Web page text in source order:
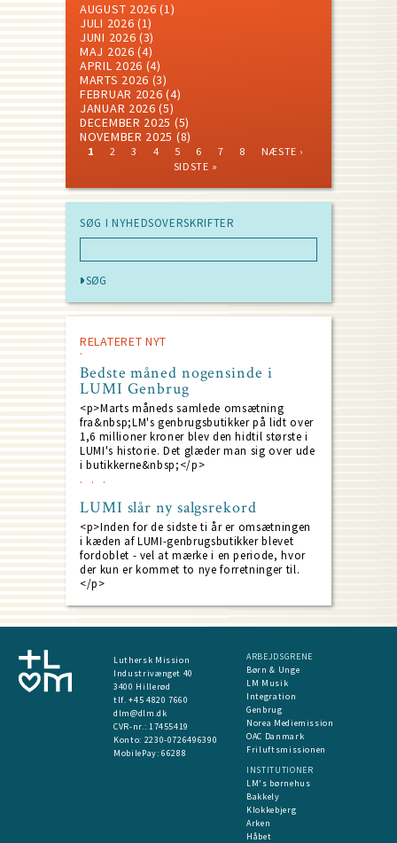
AUGUST 2026 (1)
JULI 2026 (1)
JUNI 2026 (3)
MAJ 2026 (4)
APRIL 2026 (4)
MARTS 2026 (3)
FEBRUAR 2026 (4)
JANUAR 2026 (5)
DECEMBER 2025 (5)
NOVEMBER 2025 (8)
CURRENT
1 PAGE
2 PAGE
3 PAGE
4 PAGE
5 PAGE
6 PAGE
7 PAGE
8
NEXT
NÆSTE ›
SIDSTE »
SØG I NYHEDSOVERSKRIFTER
RELATERET NYT
Bedste måned nogensinde i
LUMI Genbrug
<p>Marts måneds samlede omsætning
fra&nbsp;LM's genbrugsbutikker på lidt over
1,6 millioner kroner blev den hidtil største i
LUMI's historie. Det glæder man sig over ude
i butikkerne&nbsp;</p>
LUMI slår ny salgsrekord
<p>Inden for de sidste ti år er omsætningen
i kæden af LUMI-genbrugsbutikker blevet
fordoblet - vel at mærke i en periode, hvor
der kun er kommet to nye forretninger til.
</p>
Luthersk Mission
Industrivænget 40
3400 Hillerød
tlf. +45 4820 7660
dlm@dlm.dk
CVR-nr.: 17455419
​Konto: 2230-0726496390
MobilePay:66288
ARBEJDSGRENE
Børn & Unge
LM Musik
Integration
Genbrug
Norea Mediemission
OAC Danmark
Friluftsmissionen
INSTITUTIONER
LM's børnehus
Bakkely
Klokkebjerg
Arken
Håbet